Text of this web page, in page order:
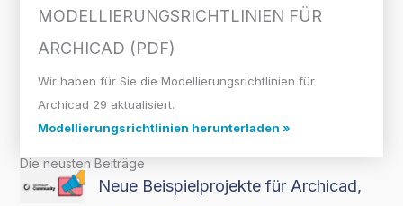
MODELLIERUNGS­RICHTLINIEN FÜR
ARCHICAD (PDF)
Wir haben für Sie die Modellierungsrichtlinien für
Archicad 29 aktualisiert.
Modellierungsrichtlinien herunterladen »
Die neusten Beiträge
Neue Beispielprojekte für Archicad,